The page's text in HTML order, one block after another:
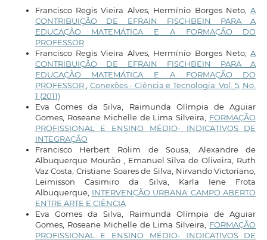
Francisco Regis Vieira Alves, Hermínio Borges Neto,A
CONTRIBUIÇÃO DE EFRAIN FISCHBEIN PARA A
EDUCAÇÃO MATEMÁTICA E A FORMAÇÃO DO
PROFESSOR
Francisco Regis Vieira Alves, Hermínio Borges Neto,A
CONTRIBUIÇÃO DE EFRAIN FISCHBEIN PARA A
EDUCAÇÃO MATEMÁTICA E A FORMAÇÃO DO
PROFESSOR
Conexões - Ciência e Tecnologia: Vol. 5, No.
1 (2011)
Eva Gomes da Silva, Raimunda Olímpia de Aguiar
Gomes, Roseane Michelle de Lima Silveira, FORMAÇÃO
PROFISSIONAL E ENSINO MÉDIO- INDICATIVOS DE
INTEGRAÇÃO
Francisco Herbert Rolim de Sousa, Alexandre de
Albuquerque Mourão , Emanuel Silva de Oliveira, Ruth
Vaz Costa, Cristiane Soares de Silva, Nirvando Victoriano,
Leimisson Casimiro da Silva, Karla Iene Frota
Albuquerque, INTERVENÇÃO URBANA: CAMPO ABERTO
ENTRE ARTE E CIÊNCIA
Eva Gomes da Silva, Raimunda Olímpia de Aguiar
Gomes, Roseane Michelle de Lima Silveira, FORMAÇÃO
PROFISSIONAL E ENSINO MÉDIO- INDICATIVOS DE